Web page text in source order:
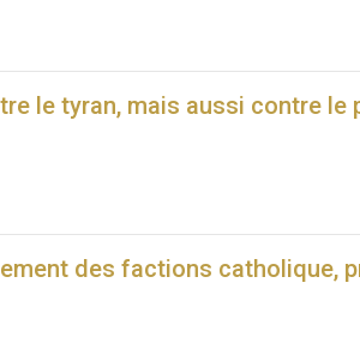
le tyran, mais aussi contre le
des factions catholique,